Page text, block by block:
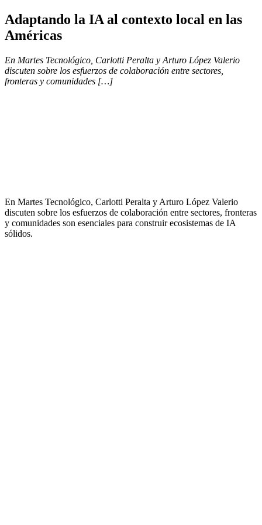
Adaptando la IA al contexto local en las
Américas
En Martes Tecnológico, Carlotti Peralta y Arturo López Valerio
discuten sobre los esfuerzos de colaboración entre sectores,
fronteras y comunidades […]
En Martes Tecnológico, Carlotti Peralta y Arturo López Valerio
discuten sobre los esfuerzos de colaboración entre sectores, fronteras
y comunidades son esenciales para construir ecosistemas de IA
sólidos.